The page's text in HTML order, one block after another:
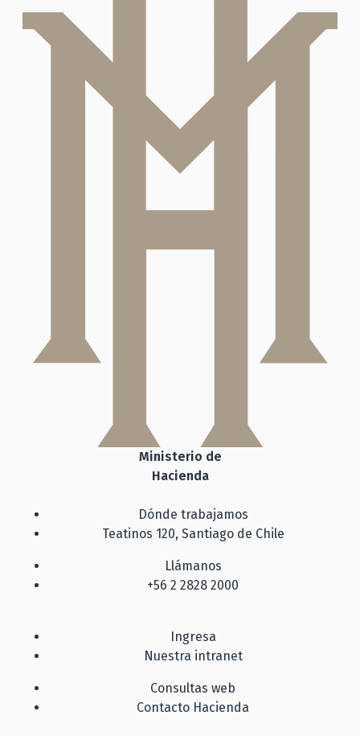
Ministerio de
Hacienda
Dónde trabajamos
Teatinos 120, Santiago de Chile
Llámanos
+56 2 2828 2000
Ingresa
Nuestra intranet
Consultas web
Contacto Hacienda